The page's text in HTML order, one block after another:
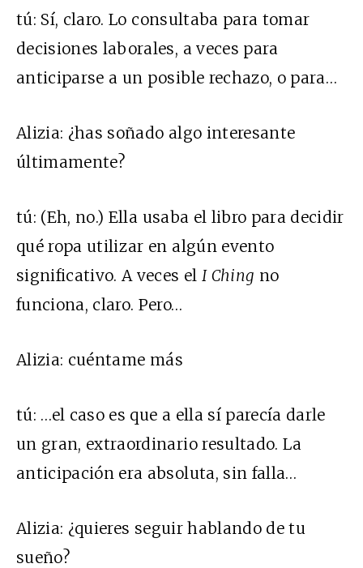
tú: Sí, claro. Lo consultaba para tomar
decisiones laborales, a veces para
anticiparse a un posible rechazo, o para…
Alizia: ¿has soñado algo interesante
últimamente?
tú: (Eh, no.) Ella usaba el libro para decidir
qué ropa utilizar en algún evento
significativo. A veces el I Ching no
funciona, claro. Pero…
Alizia: cuéntame más
tú: …el caso es que a ella sí parecía darle
un gran, extraordinario resultado. La
anticipación era absoluta, sin falla…
Alizia: ¿quieres seguir hablando de tu
sueño?